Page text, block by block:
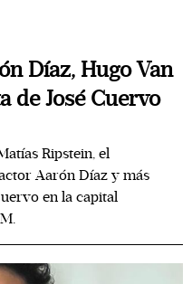
Díaz, Hugo Van
de José Cuervo
Ripstein, el
Aarón Díaz y más
en la capital